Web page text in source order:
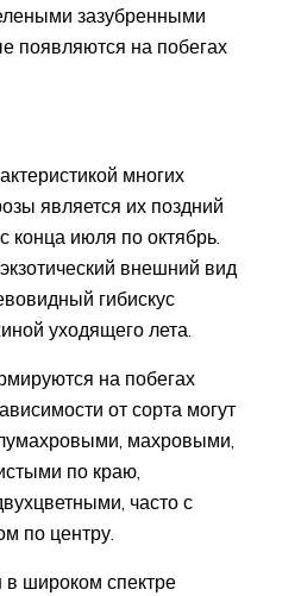
зазубренными
появляются на побегах
многих
является их поздний
конца июля по октябрь.
внешний вид
гибискус
уходящего лета.
на побегах
от сорта могут
махровыми,
по краю,
часто с
по центру.
в широком спектре